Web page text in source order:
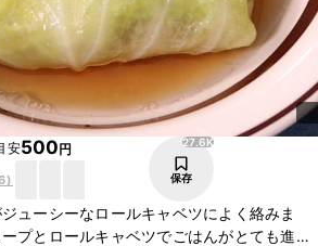
安500円
)
27.6K
保存
ューシーなロールキャベツによく絡みま
プとロールキャベツでごはんがとても進み